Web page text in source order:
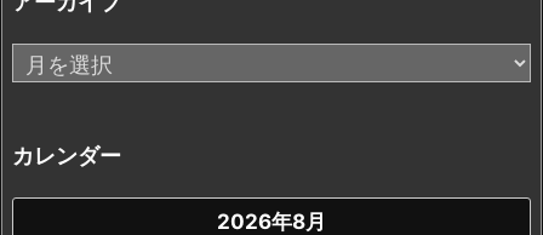
ア
ー
イ
ブ
カレンダー
2026年8月